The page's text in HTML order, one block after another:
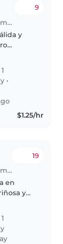
Babysitting job in Panama City
9
y
•
$1.25/hr
Babysitting job in Panama City
19
en
y
que te